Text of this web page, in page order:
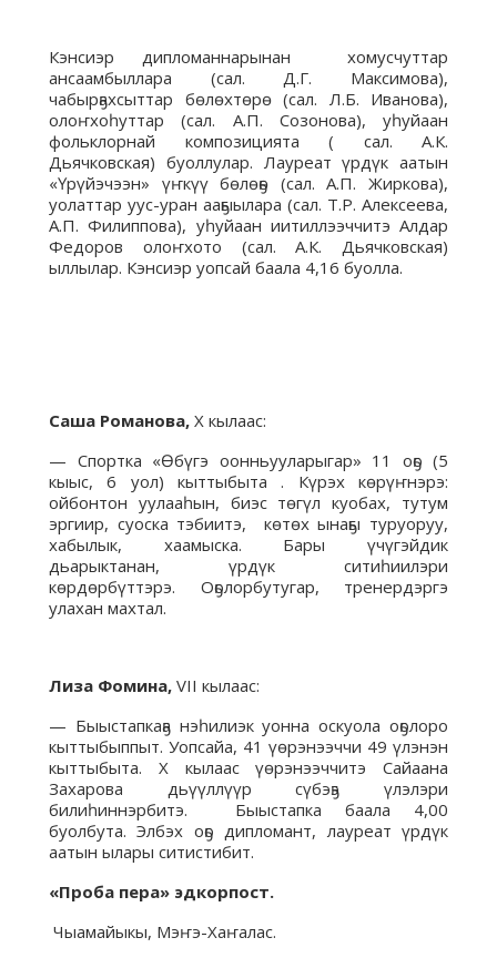
Кэнсиэр дипломаннарынан хомусчуттар
ансаамбыллара (сал. Д.Г. Максимова),
чабырҕахсыттар бөлөхтөрө (сал. Л.Б. Иванова),
олоҥхоһуттар (сал. А.П. Созонова), уһуйаан
фольклорнай композицията ( сал. А.К.
Дьячковская) буоллулар. Лауреат үрдүк аатын
«Үрүйэчээн» үҥкүү бөлөҕө (сал. А.П. Жиркова),
уолаттар уус-уран ааҕыылара (сал. Т.Р. Алексеева,
А.П. Филиппова), уһуйаан иитиллээччитэ Алдар
Федоров олоҥхото (сал. А.К. Дьячковская)
ыллылар. Кэнсиэр уопсай баала 4,16 буолла.
Саша Романова, Х кылаас:
— Спортка «Өбүгэ оонньууларыгар» 11 оҕо (5
кыыс, 6 уол) кыттыбыта . Күрэх көрүҥнэрэ:
ойбонтон уулааһын, биэс төгүл куобах, тутум
эргиир, суоска тэбиитэ, көтөх ынаҕы туруоруу,
хабылык, хаамыска. Бары үчүгэйдик
дьарыктанан, үрдүк ситиһиилэри
көрдөрбүттэрэ. Оҕолорбутугар, тренердэргэ
улахан махтал.
Лиза Фомина, VII кылаас:
— Быыстапкаҕа нэһилиэк уонна оскуола оҕолоро
кыттыбыппыт. Уопсайа, 41 үөрэнээччи 49 үлэнэн
кыттыбыта. Х кылаас үөрэнээччитэ Сайаана
Захарова дьүүллүүр сүбэҕэ үлэлэри
билиһиннэрбитэ. Быыстапка баала 4,00
буолбута. Элбэх оҕо дипломант, лауреат үрдүк
аатын ылары ситистибит.
«Проба пера» эдкорпост.
Чыамайыкы, Мэҥэ-Хаҥалас.